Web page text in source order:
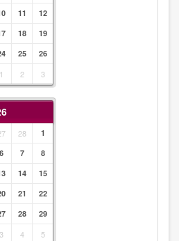
11
12
18
19
25
26
1 2 3
28
1
6 7
8
14
15
21
22
28
29
3 4 5